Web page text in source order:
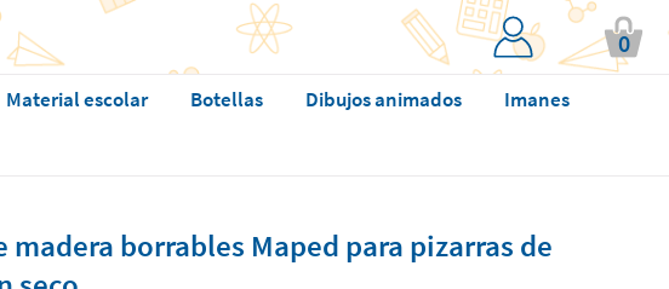
0
Material escolar Botellas Dibujos animados
Imanes
madera borrables Maped para pizarras de